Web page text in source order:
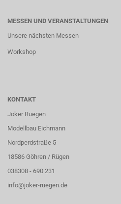
MESSEN UND VERANSTALTUNGEN
Unsere nächsten Messen
Workshop
KONTAKT
Joker Ruegen
Modellbau Eichmann
Nordperdstraße 5
18586 Göhren / Rügen
038308 - 690 231
info@joker-ruegen.de